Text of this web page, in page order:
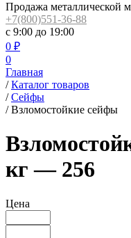
Продажа металлической
+7(800)551-36-88
с 9:00 до 19:00
0 ₽
0
Главная
/ Каталог товаров
/ Сейфы
/ Взломостойкие сейфы
кг — 256
Цена